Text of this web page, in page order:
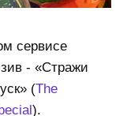
сервисе
- «Стражи
(The
).